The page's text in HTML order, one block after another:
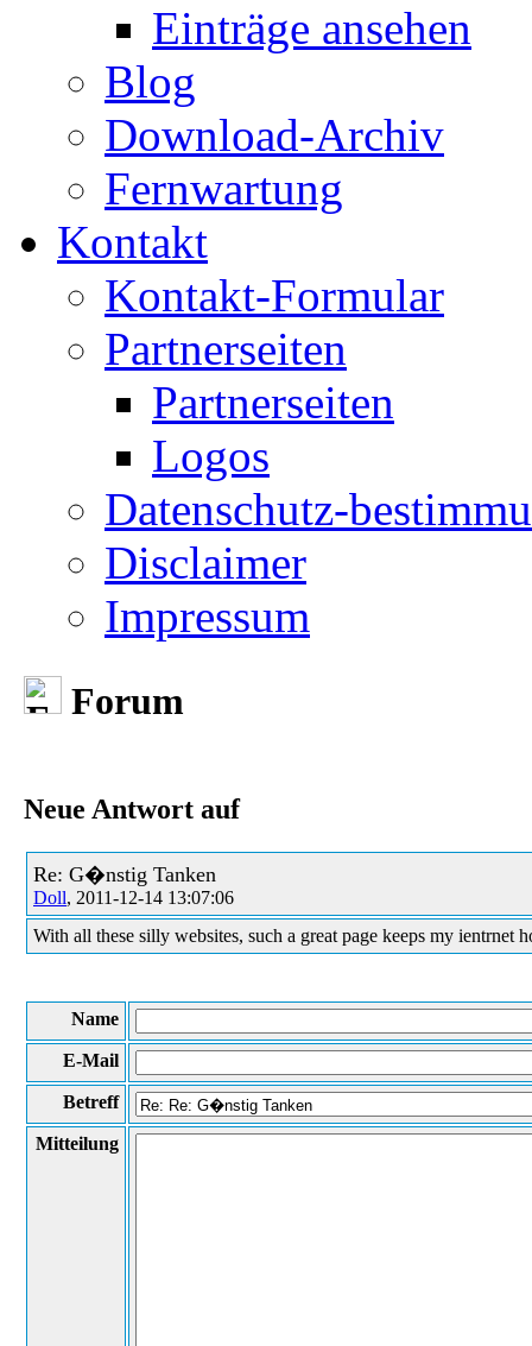
Einträge ansehen
Blog
Download-Archiv
Fernwartung
Kontakt
Kontakt-Formular
Partnerseiten
Partnerseiten
Logos
Datenschutz-
Disclaimer
Impressum
Forum
Neue Antwort auf
Re: G�nstig Tanken
Doll, 2011-12-14 13:07:06
With all these silly websites, such a great page keeps my ientrnet
Name
E-Mail
Betreff
Mitteilung